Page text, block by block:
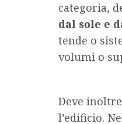
categoria,
dal sole e
tende o
volumi o
Deve
l’edificio.